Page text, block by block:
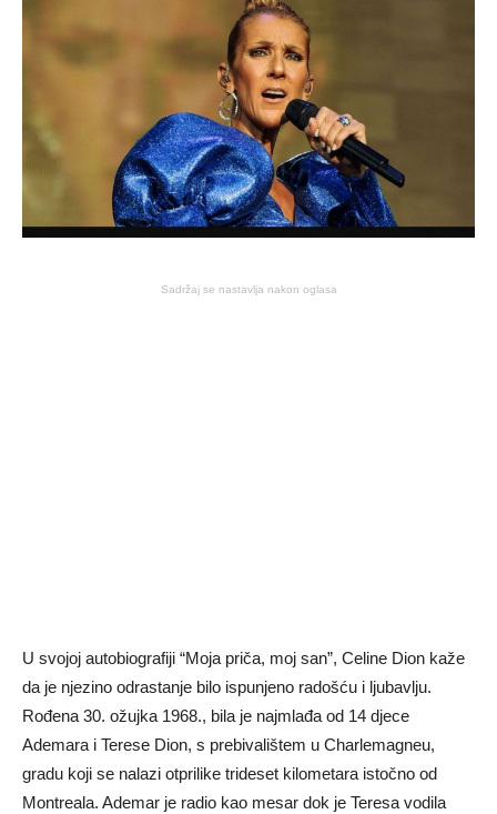
Sadržaj se nastavlja nakon oglasa
U svojoj autobiografiji “Moja priča, moj san”, Celine Dion kaže
da je njezino odrastanje bilo ispunjeno radošću i ljubavlju.
Rođena 30. ožujka 1968., bila je najmlađa od 14 djece
Ademara i Terese Dion, s prebivalištem u Charlemagneu,
gradu koji se nalazi otprilike trideset kilometara istočno od
Montreala. Ademar je radio kao mesar dok je Teresa vodila